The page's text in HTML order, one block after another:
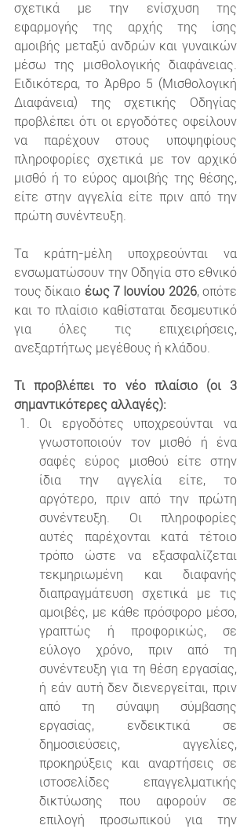
σχετικά με την ενίσχυση της
εφαρμογής της αρχής της ίσης
αμοιβής μεταξύ ανδρών και γυναικών
μέσω της μισθολογικής διαφάνειας.
Ειδικότερα, το Άρθρο 5 (Μισθολογική
Διαφάνεια) της σχετικής Οδηγίας
προβλέπει ότι οι εργοδότες οφείλουν
να παρέχουν στους υποψηφίους
πληροφορίες σχετικά με τον αρχικό
μισθό ή το εύρος αμοιβής της θέσης,
είτε στην αγγελία είτε πριν από την
πρώτη συνέντευξη.
Τα κράτη-μέλη υποχρεούνται να
ενσωματώσουν την Οδηγία στο εθνικό
τους δίκαιο έως 7 Ιουνίου 2026, οπότε
και το πλαίσιο καθίσταται δεσμευτικό
για όλες τις επιχειρήσεις,
ανεξαρτήτως μεγέθους ή κλάδου.
Τι προβλέπει το νέο πλαίσιο (οι 3
σημαντικότερες αλλαγές):
Οι εργοδότες υποχρεούνται να
γνωστοποιούν τον μισθό ή ένα
σαφές εύρος μισθού είτε στην
ίδια την αγγελία είτε, το
αργότερο, πριν από την πρώτη
συνέντευξη. Οι πληροφορίες
αυτές παρέχονται κατά τέτοιο
τρόπο ώστε να εξασφαλίζεται
τεκμηριωμένη και διαφανής
διαπραγμάτευση σχετικά με τις
αμοιβές, με κάθε πρόσφορο μέσο,
γραπτώς ή προφορικώς, σε
εύλογο χρόνο, πριν από τη
συνέντευξη για τη θέση εργασίας,
ή εάν αυτή δεν διενεργείται, πριν
από τη σύναψη σύμβασης
εργασίας, ενδεικτικά σε
δημοσιεύσεις, αγγελίες,
προκηρύξεις και αναρτήσεις σε
ιστοσελίδες επαγγελματικής
δικτύωσης που αφορούν σε
επιλογή προσωπικού για την